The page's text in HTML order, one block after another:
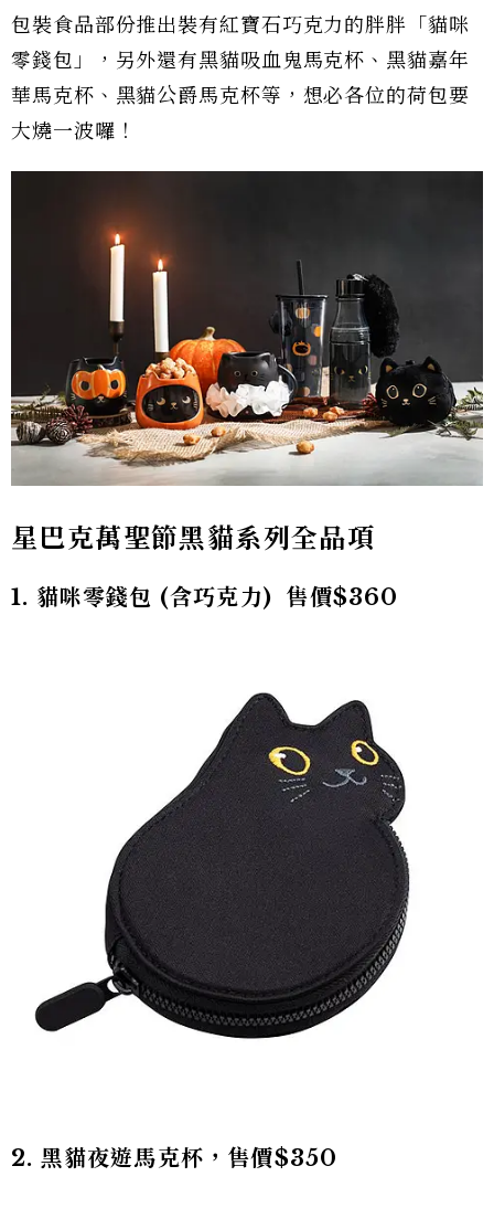
包裝食品部份推出裝有紅寶石巧克力的胖胖「貓咪
零錢包」，另外還有黑貓吸血鬼馬克杯、黑貓嘉年
華馬克杯、黑貓公爵馬克杯等，想必各位的荷包要
大燒一波囉！
星巴克萬聖節黑貓系列全品項
1. 貓咪零錢包 (含巧克力) 售價$360
2. 黑貓夜遊馬克杯，售價$350